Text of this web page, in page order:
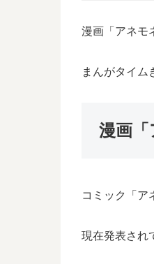
漫画「アネモ
まんがタイム
漫画
コミック「ア
現在発表され